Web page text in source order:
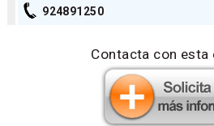
924891250
Contacta con esta